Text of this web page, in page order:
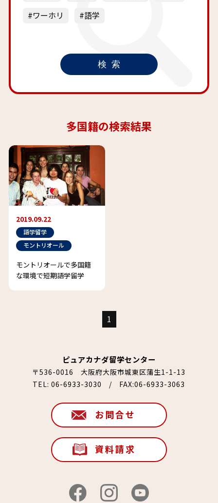
ワーホリ
語学
多国籍の検索結果
2019.09.22
語学留学
モントリオール
モントリオールで多国籍
な環境で短期語学留学
1
ピュアカナダ留学センター
〒536-0016 大阪府大阪市城東区蒲生1-1-13
TEL:06-6933-3030 / FAX:06-6933-3063
お問合せ
資料請求